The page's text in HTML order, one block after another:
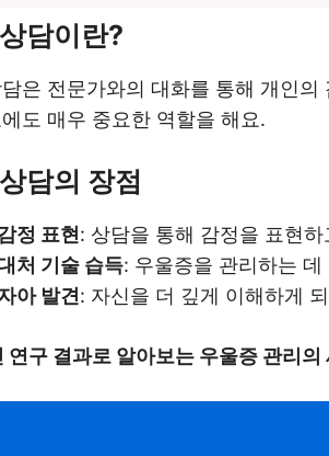
담이란?
은 전문가와의 대화를 통해 개인
도 매우 중요한 역할을 해요.
담의 장점
정 표현: 상담을 통해 감정을 표현
처 기술 습득: 우울증을 관리하는
아 발견: 자신을 더 깊게 이해하게
연구 결과로 알아보는 우울증 관리